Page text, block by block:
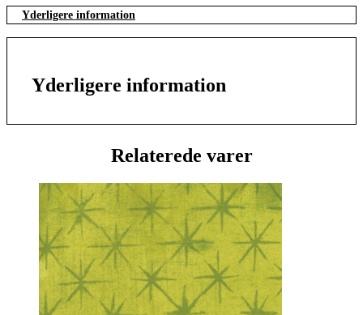
Yderligere information
Yderligere information
Relaterede varer